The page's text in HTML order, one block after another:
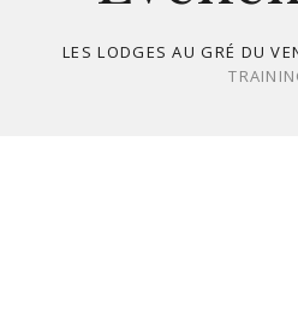
LES LODGES AU GRÉ DU